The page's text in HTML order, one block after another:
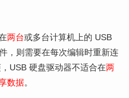
两台或多台计算机上的 USB
，则需要在每次编辑时重新连
USB 硬盘驱动器不适合在两
数据。